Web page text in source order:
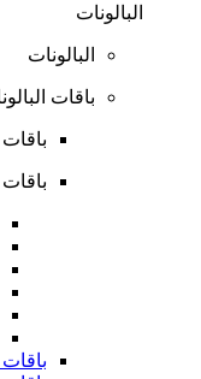
البالونات
البالونات
باقات
باقات
باقات
باقات